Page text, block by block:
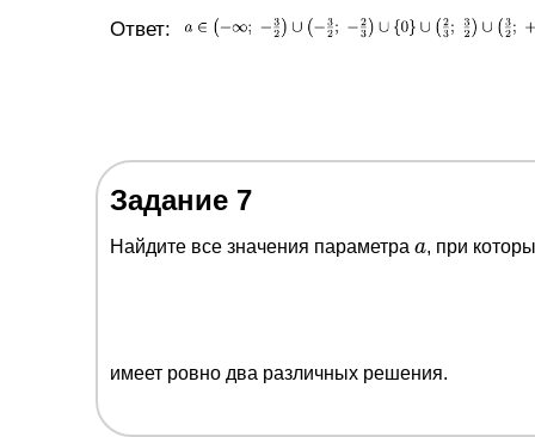
Ответ:
Задание 7
Найдите все значения параметра a
a, при
имеет ровно два различных решения.